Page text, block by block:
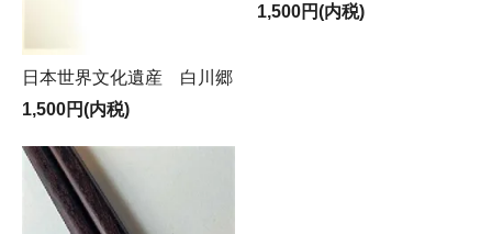
日本世界文化遺産 白川郷
1,500円(内税)
1,500円(内税)